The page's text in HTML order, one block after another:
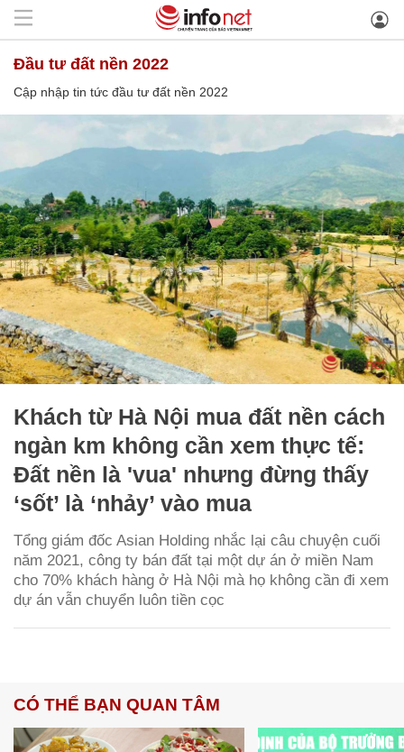
đầu tư đất nền 2022
Cập nhập tin tức đầu tư đất nền 2022
Khách từ Hà Nội mua đất nền cách
ngàn km không cần xem thực tế:
Đất nền là 'vua' nhưng đừng thấy
‘sốt’ là ‘nhảy’ vào mua
Tổng giám đốc Asian Holding nhắc lại câu chuyện cuối
năm 2021, công ty bán đất tại một dự án ở miền Nam
cho 70% khách hàng ở Hà Nội mà họ không cần đi xem
dự án vẫn chuyển luôn tiền cọc
CÓ THỂ BẠN QUAN TÂM